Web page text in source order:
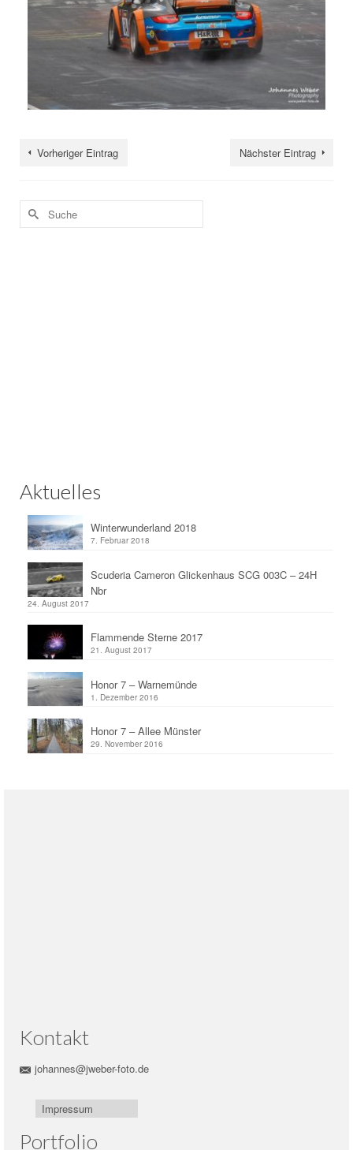
Vorheriger Eintrag Nächster Eintrag
Suche
nach:
Aktuelles
Winterwunderland 2018
7. Februar 2018
Scuderia Cameron Glickenhaus SCG 003C – 24H
Nbr
24. August 2017
Flammende Sterne 2017
21. August 2017
Honor 7 – Warnemünde
1. Dezember 2016
Honor 7 – Allee Münster
29. November 2016
Kontakt
johannes@jweber-foto.de
Impressum
Portfolio